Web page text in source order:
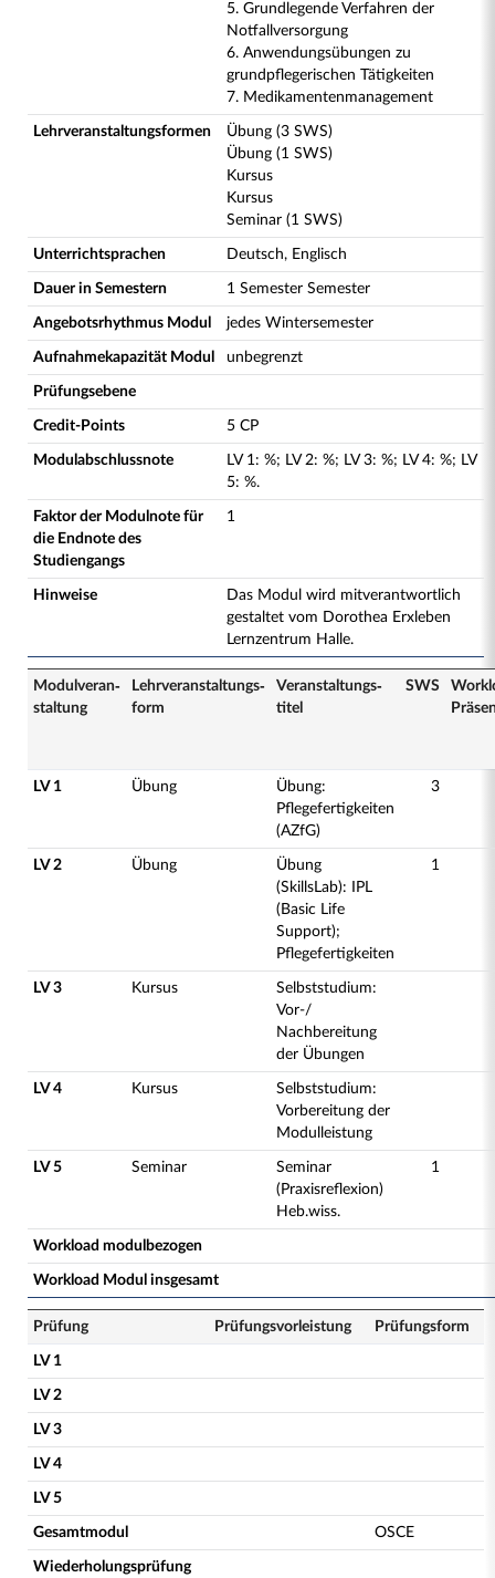
5. Grundlegende Verfahren der
Notfallversorgung
6. Anwendungsübungen zu
grundpflegerischen Tätigkeiten
7. Medikamentenmanagement
Lehrveranstaltungsformen
Übung (3 SWS)
Übung (1 SWS)
Kursus
Kursus
Seminar (1 SWS)
Unterrichtsprachen Deutsch, Englisch
Dauer in Semestern 1 Semester Semester
Angebotsrhythmus Modul jedes Wintersemester
Aufnahmekapazität Modul unbegrenzt
Prüfungsebene
Credit-Points 5 CP
Modulabschlussnote LV 1: %; LV 2: %; LV 3: %; LV 4: %; LV
5: %.
Faktor der Modulnote für
die Endnote des
Studiengangs
1
Hinweise
Das Modul wird mitverantwortlich
gestaltet vom Dorothea Erxleben
Lernzentrum Halle.
Modulveran­
staltung
Lehrveranstaltungs­
form
Veranstaltungs­
titel
SWS
LV 1 Übung
Übung:
Pflegefertigkeiten
(AZfG)
3
LV 2 Übung
Übung
(SkillsLab): IPL
(Basic Life
Support);
Pflegefertigkeiten
1
LV 3 Kursus
Selbststudium:
Vor-/
Nachbereitung
der Übungen
LV 4 Kursus
Selbststudium:
Vorbereitung der
Modulleistung
LV 5 Seminar
Seminar
(Praxisreflexion)
Heb.wiss.
1
Workload modulbezogen
Workload Modul insgesamt
Prüfung Prüfungsvorleistung Prüfungsform
LV 1
LV 2
LV 3
LV 4
LV 5
Gesamtmodul OSCE
Wiederholungsprüfung